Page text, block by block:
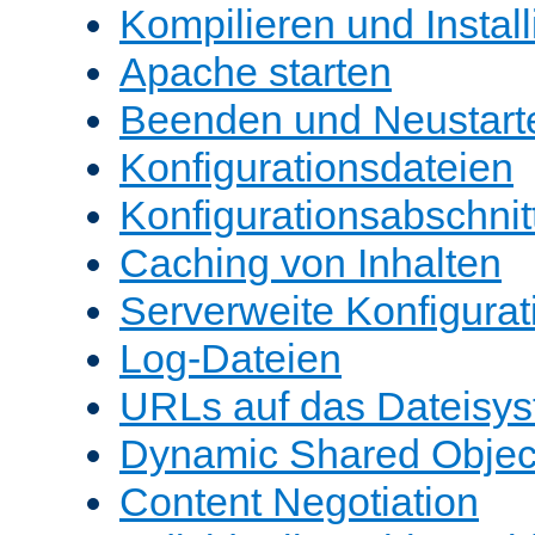
Kompilieren und
Apache starten
Beenden und
Konfigurationsdateien
Caching von Inhalten
Serverweite
Log-Dateien
URLs auf das
Dynamic Shared
Content Negotiation